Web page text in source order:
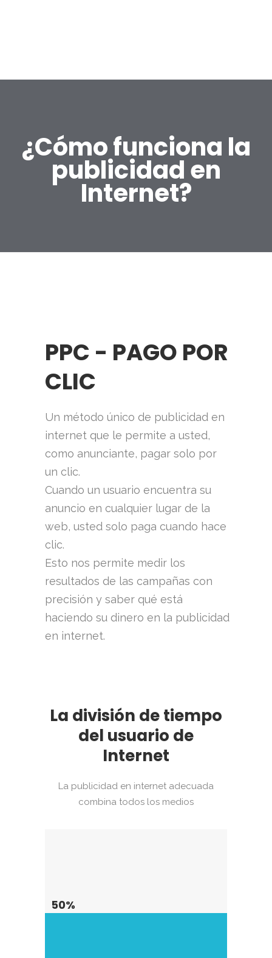
¿Cómo funciona la
publicidad en
Internet?
PPC - PAGO POR
CLIC
Un método único de publicidad en
internet que le permite a usted,
como anunciante, pagar solo por
un clic.
Cuando un usuario encuentra su
anuncio en cualquier lugar de la
web, usted solo paga cuando hace
clic.
Esto nos permite medir los
resultados de las campañas con
precisión y saber qué está
haciendo su dinero en la publicidad
en internet.
La división de tiempo
del usuario de
Internet
La publicidad en internet adecuada
combina todos los medios
50%